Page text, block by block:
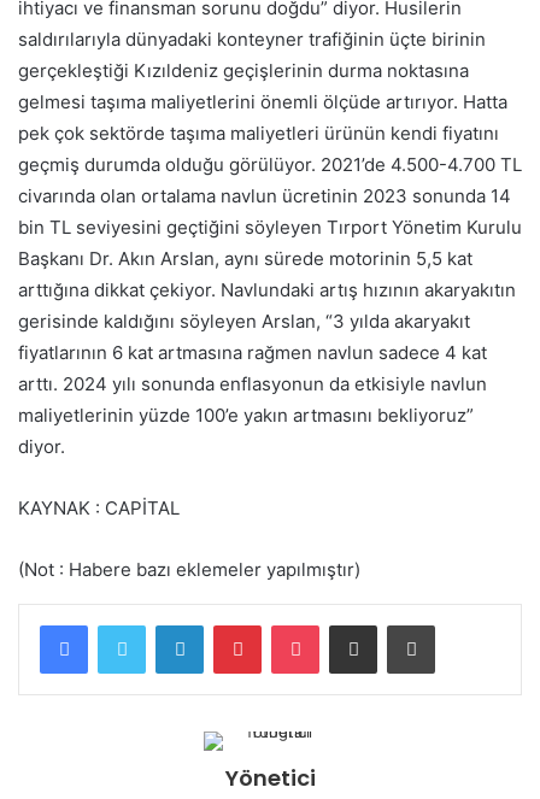
ihtiyacı ve finansman sorunu doğdu” diyor. Husilerin
saldırılarıyla dünyadaki konteyner trafiğinin üçte birinin
gerçekleştiği Kızıldeniz geçişlerinin durma noktasına
gelmesi taşıma maliyetlerini önemli ölçüde artırıyor. Hatta
pek çok sektörde taşıma maliyetleri ürünün kendi fiyatını
geçmiş durumda olduğu görülüyor. 2021’de 4.500-4.700 TL
civarında olan ortalama navlun ücretinin 2023 sonunda 14
bin TL seviyesini geçtiğini söyleyen Tırport Yönetim Kurulu
Başkanı Dr. Akın Arslan, aynı sürede motorinin 5,5 kat
arttığına dikkat çekiyor. Navlundaki artış hızının akaryakıtın
gerisinde kaldığını söyleyen Arslan, “3 yılda akaryakıt
fiyatlarının 6 kat artmasına rağmen navlun sadece 4 kat
arttı. 2024 yılı sonunda enflasyonun da etkisiyle navlun
maliyetlerinin yüzde 100’e yakın artmasını bekliyoruz”
diyor.
KAYNAK : CAPİTAL
(Not : Habere bazı eklemeler yapılmıştır)
FacebookTwitter LinkedIn PinterestPocket E-Posta ile paylaş
Yönetici